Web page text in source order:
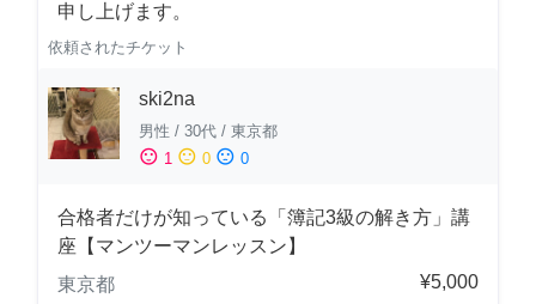
申し上げます。
依頼されたチケット
ski2na
男性 / 30代 / 東京都
sentiment_satisfied 1 sentiment_neutral 0 sentiment_dissatisfied 0
合格者だけが知っている「簿記3級の解き方」講
座【マンツーマンレッスン】
東京都
¥5,000